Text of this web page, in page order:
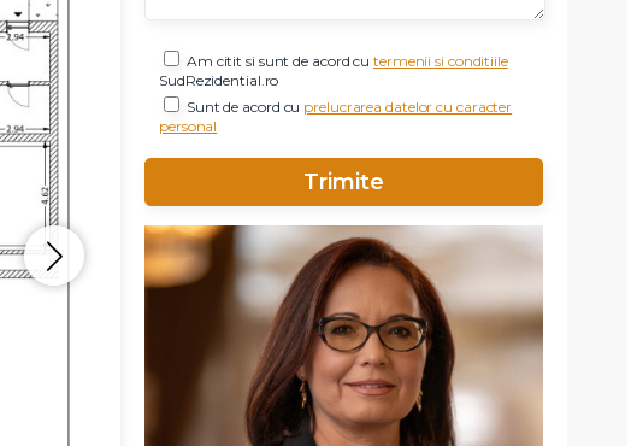
Am citit si sunt de acord cutermenii si conditiile
SudRezidential.ro
Sunt de acord cu prelucrarea datelor cu caracter
personal
X